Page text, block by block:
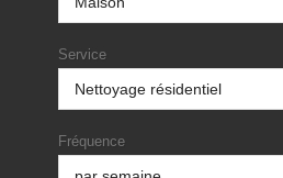
Service
Fréquence